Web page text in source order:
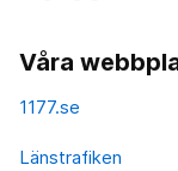
Våra
1177.se
Länstrafiken